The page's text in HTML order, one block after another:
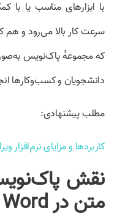
با ابزارهای مناسب یا
سرعت کار بالا می‌رود و هم
که مجموعهٔ پاک‌نویس
دانشجویان و کسب‌وکارها
مطلب پیشنهادی:
کاربردها و مزایای
نقش
متن در Word